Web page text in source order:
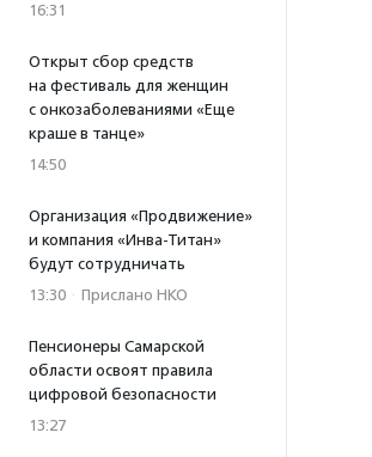
16:31
Открыт сбор средств
на фестиваль для женщин
с онкозаболеваниями «Еще
краше в танце»
14:50
Организация «Продвижение»
и компания «Инва-Титан»
будут сотрудничать
13:30 · Прислано НКО
Пенсионеры Самарской
области освоят правила
цифровой безопасности
13:27